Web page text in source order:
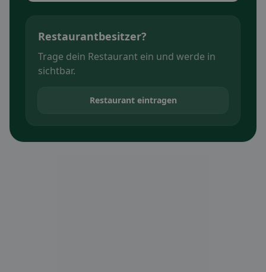
Restaurantbesitzer?
Trage dein Restaurant ein und werde in
sichtbar.
Restaurant eintragen